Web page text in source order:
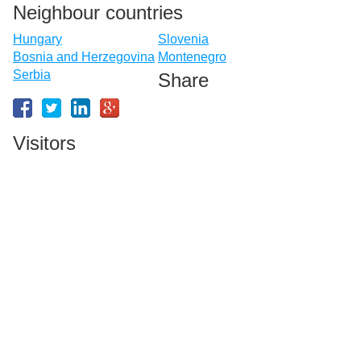
Neighbour countries
Hungary
Slovenia
Bosnia and Herzegovina Montenegro
Serbia
Share
Visitors